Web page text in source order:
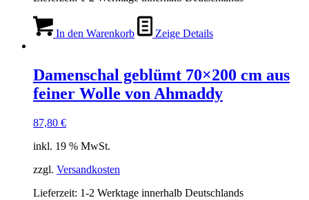
In den Warenkorb Zeige Details
Damenschal geblümt 70×200 cm aus
feiner Wolle von Ahmaddy
87,80 €
inkl. 19 % MwSt.
zzgl. Versandkosten
Lieferzeit: 1-2 Werktage innerhalb Deutschlands